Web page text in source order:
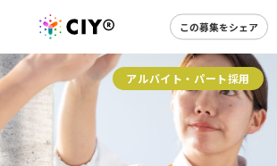
この募集をシェア
アルバイト・パート採用